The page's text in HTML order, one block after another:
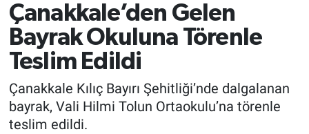
Çanakkale’den Gelen
Bayrak Okuluna Törenle
Teslim Edildi
Çanakkale Kılıç Bayırı Şehitliği’nde dalgalanan
bayrak, Vali Hilmi Tolun Ortaokulu’na törenle
teslim edildi.
Politika
Ekonomi
Spor
İstanbul Trafik Yoğunluk Haritası
Süper Lig Puan Durumu ve Fikstür
Tüm Manşetler